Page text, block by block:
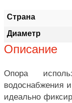
Страна
Диаметр
Описание
Опора
водоснабжения
идеально